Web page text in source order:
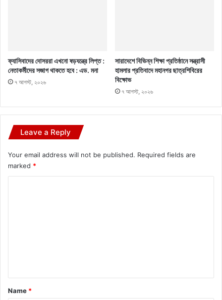
ফ্যাসিবাদের দোসররা এখনো ষড়যন্ত্রে লিপ্ত :
নেতাকর্মীদের সজাগ থাকতে হবে : এড. মনা
৭ আগস্ট, ২০২৬
সারাদেশে বিভিন্ন শিক্ষা প্রতিষ্ঠানে সন্ত্রাসী
হামলার প্রতিবাদে মহানগর ছাত্রশিবিরের
বিক্ষোভ
৭ আগস্ট, ২০২৬
Leave a Reply
Your email address will not be published. Required fields are
marked *
*
Name *